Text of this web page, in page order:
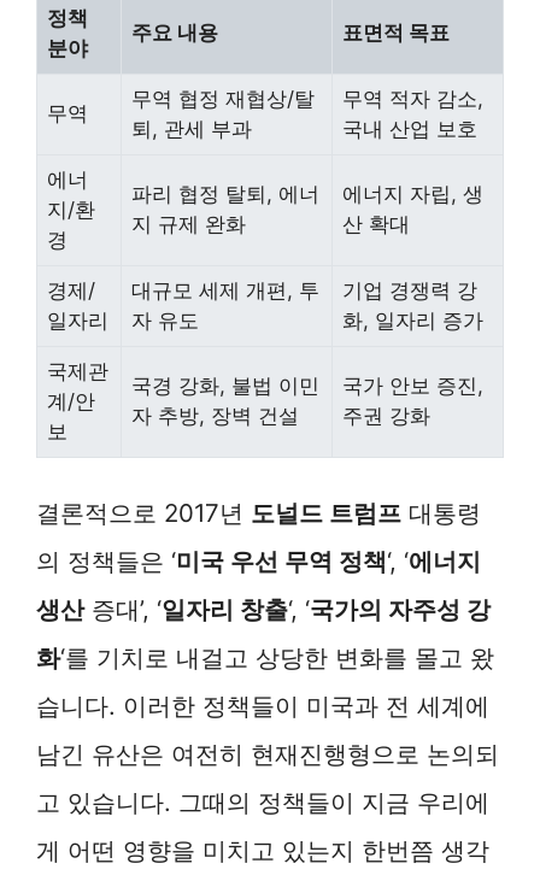
정책
분야
주요 내용 표면적 목표
무역
무역 협정 재협상/탈
퇴, 관세 부과
무역 적자 감소,
국내 산업 보호
에너
지/환
경
파리 협정 탈퇴, 에너
지 규제 완화
에너지 자립, 생
산 확대
경제/
일자리
대규모 세제 개편, 투
자 유도
기업 경쟁력 강
화, 일자리 증가
국제관
계/안
보
국경 강화, 불법 이민
자 추방, 장벽 건설
국가 안보 증진,
주권 강화
결론적으로 2017년 도널드 트럼프 대통령
의 정책들은 ‘미국 우선 무역 정책‘, ‘에너지
생산증대’, ‘일자리 창출‘, ‘국가의 자주성 강
화‘를 기치로 내걸고 상당한 변화를 몰고 왔
습니다. 이러한 정책들이 미국과 전 세계에
남긴 유산은 여전히 현재진행형으로 논의되
고 있습니다. 그때의 정책들이 지금 우리에
게 어떤 영향을 미치고 있는지 한번쯤 생각